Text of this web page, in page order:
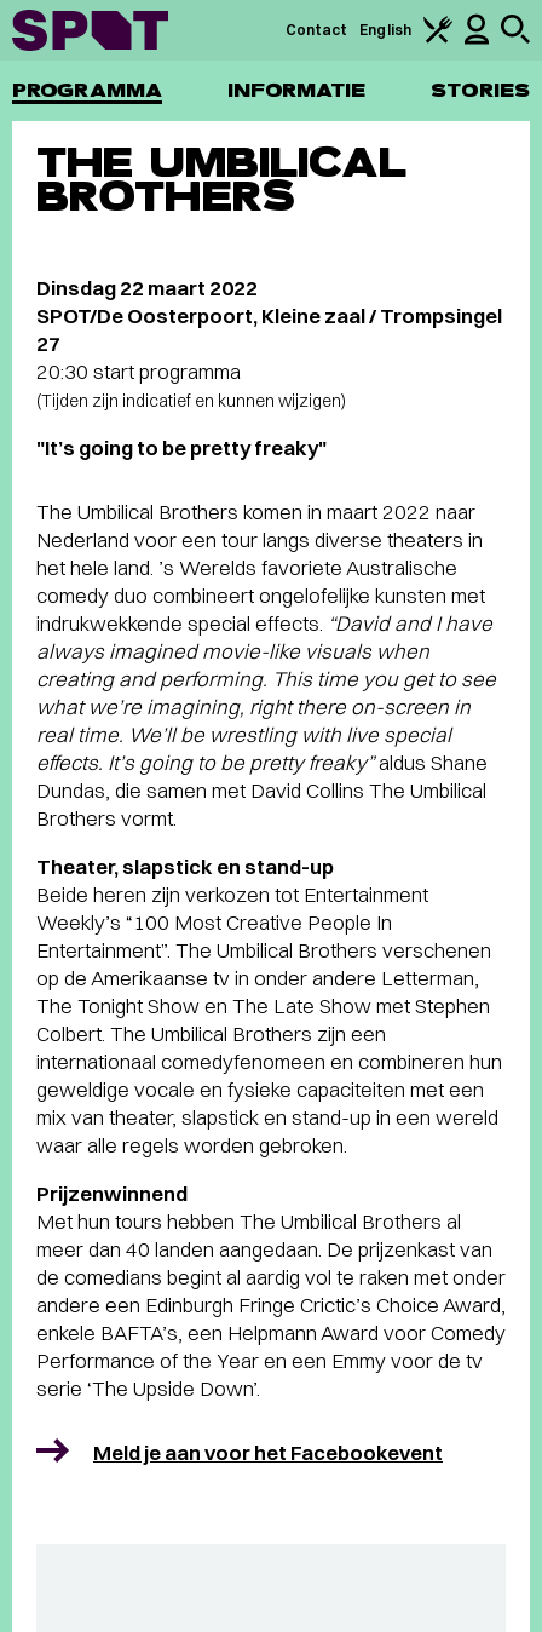
PROGRAMMA INFORMATIE STORIES
Contact English
THE UMBILICAL
BROTHERS
Dinsdag 22 maart 2022
SPOT/De Oosterpoort, Kleine zaal / Trompsingel
27
20:30 start programma
(Tijden zijn indicatief en kunnen wijzigen)
"It’s going to be pretty freaky"
The Umbilical Brothers komen in maart 2022 naar
Nederland voor een tour langs diverse theaters in
het hele land. ’s Werelds favoriete Australische
comedy duo combineert ongelofelijke kunsten met
indrukwekkende special effects. “David and I have
always imagined movie-like visuals when
creating and performing. This time you get to see
what we’re imagining, right there on-screen in
real time. We’ll be wrestling with live special
effects. It’s going to be pretty freaky”aldus Shane
Dundas, die samen met David Collins The Umbilical
Brothers vormt.
Theater, slapstick en stand-up
Beide heren zijn verkozen tot Entertainment
Weekly’s “100 Most Creative People In
Entertainment”. The Umbilical Brothers verschenen
op de Amerikaanse tv in onder andere Letterman,
The Tonight Show en The Late Show met Stephen
Colbert. The Umbilical Brothers zijn een
internationaal comedyfenomeen en combineren hun
geweldige vocale en fysieke capaciteiten met een
mix van theater, slapstick en stand-up in een wereld
waar alle regels worden gebroken.
Prijzenwinnend
Met hun tours hebben The Umbilical Brothers al
meer dan 40 landen aangedaan. De prijzenkast van
de comedians begint al aardig vol te raken met onder
andere een Edinburgh Fringe Crictic’s Choice Award,
enkele BAFTA’s, een Helpmann Award voor Comedy
Performance of the Year en een Emmy voor de tv
serie ‘The Upside Down’.
Meld je aan voor het Facebookevent